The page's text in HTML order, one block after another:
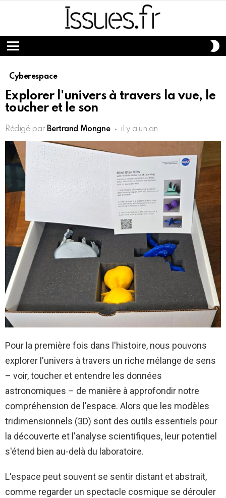
Menu
Cyberespace
Explorer l'univers à travers la vue, le
toucher et le son
Rédigé par Bertrand Mongne il y a un an
Pour la première fois dans l'histoire, nous pouvons
explorer l'univers à travers un riche mélange de sens
– voir, toucher et entendre les données
astronomiques – de manière à approfondir notre
compréhension de l'espace. Alors que les modèles
tridimensionnels (3D) sont des outils essentiels pour
la découverte et l'analyse scientifiques, leur potentiel
s'étend bien au-delà du laboratoire.
L'espace peut souvent se sentir distant et abstrait,
comme regarder un spectacle cosmique se dérouler